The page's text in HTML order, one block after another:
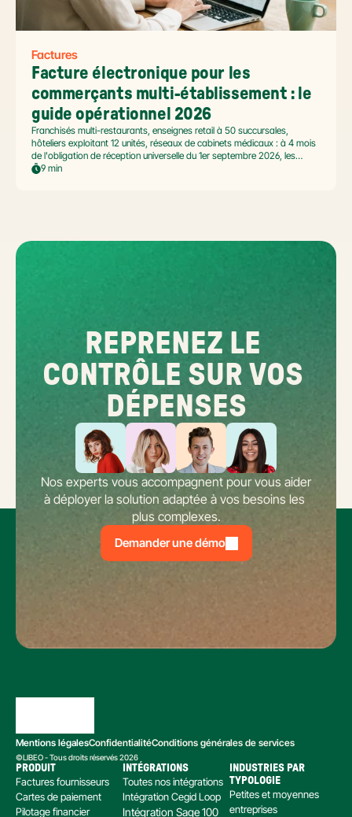
Factures
Facture électronique pour les
commerçants multi-établissement : le
guide opérationnel 2026
Franchisés multi-restaurants, enseignes retail à 50 succursales,
hôteliers exploitant 12 unités, réseaux de cabinets médicaux : à 4 mois
de l'obligation de réception universelle du 1er septembre 2026, les
commerçants multi-établissement ont un défi spécifique. Ce guide
9 min
REPRENEZ LE
CONTRÔLE SUR VOS
DÉPENSES
Nos experts vous accompagnent pour vous aider
à déployer la solution adaptée à vos besoins les
plus complexes.
Demander une démo
Mentions légalesConfidentialitéConditions générales de services
©LIBEO - Tous droits réservés 2026
PRODUIT
Factures fournisseurs
Cartes de paiement
Pilotage financier
INTÉGRATIONS
Toutes nos intégrations
Intégration Cegid Loop
Intégration Sage 100
INDUSTRIES PAR
TYPOLOGIE
Petites et moyennes
entreprises